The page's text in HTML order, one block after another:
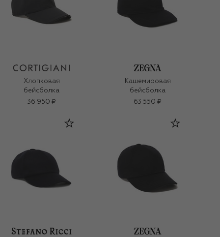
Хлопковая
бейсболка
36 950 ₽
Кашемировая
бейсболка
63 550 ₽